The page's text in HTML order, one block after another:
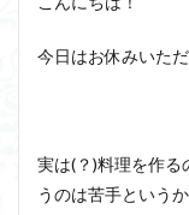
今日はお休みいた
実は(？)料理を作る
うのは苦手という